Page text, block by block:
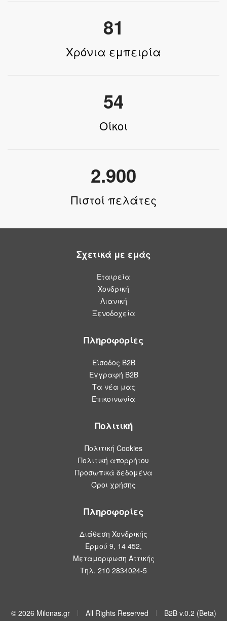
81
Χρόνια εμπειρία
54
Οίκοι
2.900
Πιστοί πελάτες
Σχετικά με εμάς
Εταιρεία
Χονδρική
Λιανική
Ξενοδοχεία
Πληροφορίες
Είσοδος Β2Β
Εγγραφή Β2Β
Τα νέα μας
Επικοινωνία
Πολιτική
Πολιτική Cookies
Πολιτική απορρήτου
Προσωπικά δεδομένα
Όροι χρήσης
Πληροφορίες
Διάθεση Χονδρικής
Ερμού 9, 14 452,
Μεταμορφωση Αττικής
Τηλ. 210 2834024-5
© 2026 Milonas.gr All Rights Reserved B2B v.0.2 (Beta)